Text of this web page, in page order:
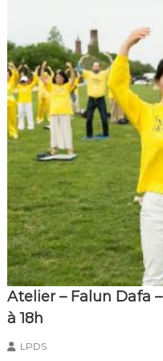
Atelier – Falun Dafa
à 18h
LPDS